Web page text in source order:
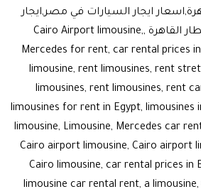
ايجار السيارات في مصر,ايجار
ليموزين سيارات مطار القاهرة ,Cairo Airport limousine,
Mercedes for rent, car rental prices
limousine, rent limousines, rent
limousines, rent limousines, rent
limousines for rent in Egypt, limousines
limousine, Limousine, Mercedes car
Cairo airport limousine, Cairo airport
Cairo limousine, car rental prices in
limousine car rental rent, a